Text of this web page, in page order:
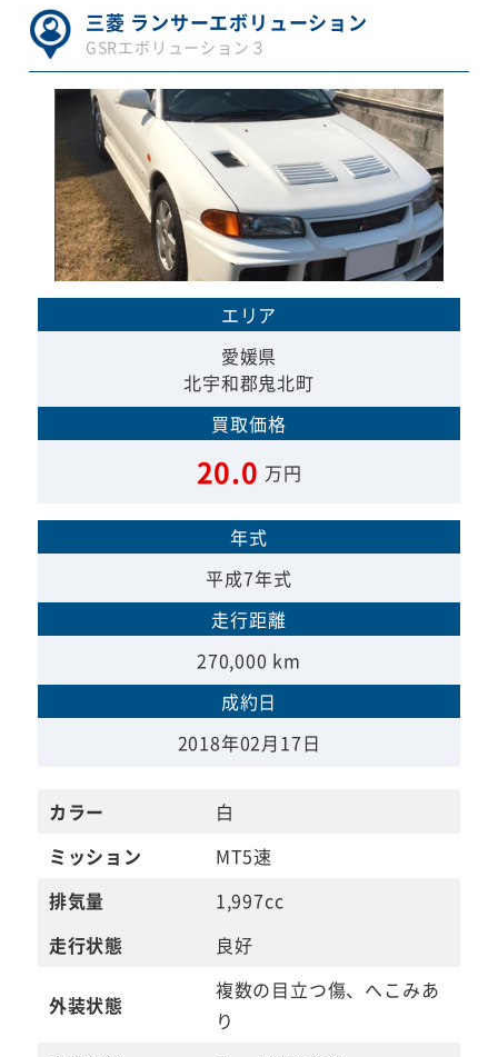
三菱 ランサーエボリューション
GSRエボリューション３
エリア
愛媛県
北宇和郡鬼北町
買取価格
20.0 万円
年式
平成7年式
走行距離
270,000 km
成約日
2018年02月17日
カラー
白
ミッション
MT5速
排気量
1,997cc
走行状態
良好
外装状態
複数の目立つ傷、へこみあ
り